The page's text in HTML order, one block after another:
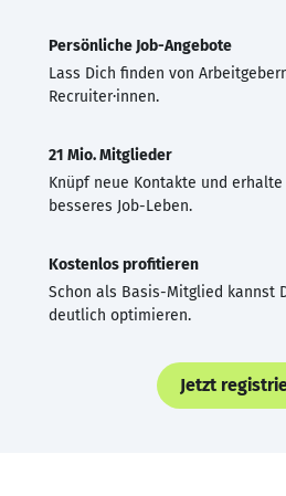
Persönliche Job-Angebote
Lass Dich finden von
Recruiter·innen.
21 Mio. Mitglieder
Knüpf neue Kontakte und
besseres Job-Leben.
Kostenlos profitieren
Schon als Basis-Mitglied kannst
deutlich optimieren.
Jetzt